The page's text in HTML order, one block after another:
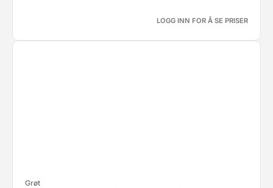
LOGG INN FOR Å SE PRISER
Grøt